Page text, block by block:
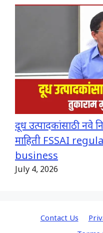
दूध उत्पादकांसाठी नवे
माहिती FSSAI
business
July 4, 2026
Contact Us